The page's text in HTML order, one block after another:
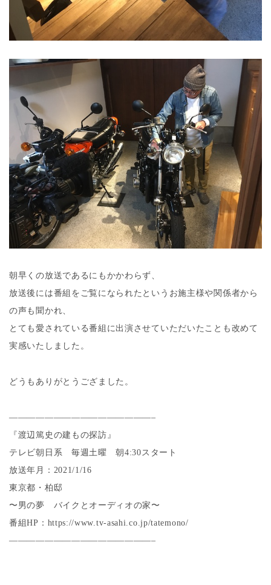
朝早くの放送であるにもかかわらず、
放送後には番組をご覧になられたというお施主様や関係者から
の声も聞かれ、
とても愛されている番組に出演させていただいたことも改めて
実感いたしました。
どうもありがとうござました。
————————————————–
『渡辺篤史の建もの探訪』
テレビ朝日系 毎週土曜 朝4:30スタート
放送年月：2021/1/16
東京都・柏邸
〜男の夢 バイクとオーディオの家〜
番組HP：https://www.tv-asahi.co.jp/tatemono/
————————————————–